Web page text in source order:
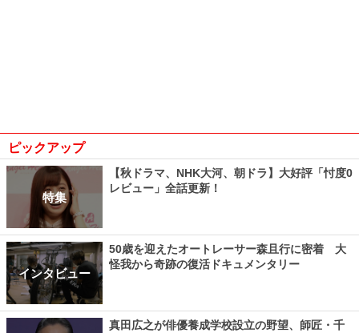
ピックアップ
特集
【秋ドラマ、NHK大河、朝ドラ】大好評「忖度0
レビュー」全話更新！
インタビュー
50歳を迎えたオートレーサー森且行に密着 大
怪我から奇跡の復活ドキュメンタリー
真田広之が俳優養成学校設立の野望、師匠・千